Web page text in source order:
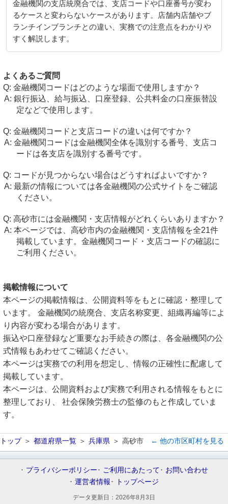
金融機関の支店統廃合では、支店コードや口座番号が変わ
るケースと変わらないケースがあります。店舗内店舗やブ
ランチインブランチとの違い、実務での注意点をわかりや
すく解説します。
よくあるご質問
金融機関コードはどのような場面で使用しますか？
銀行振込、給与振込、口座登録、公共料金の口座振替設
定などで使用します。
金融機関コードと支店コードの違いは何ですか？
金融機関コードは金融機関全体を識別する番号、支店コ
ードは各支店を識別する番号です。
コードが見つからない場合はどうすればよいですか？
最新の情報については各金融機関の公式サイトをご確認
ください。
高砂市には金融機関・支店情報がどれくらいありますか？
本ページでは、高砂市内の金融機関・支店情報を全21件
掲載しています。金融機関コード・支店コードの確認に
ご利用ください。
掲載情報について
本ページの掲載情報は、公開資料等をもとに確認・整理して
います。 金融機関の統廃合、支店名称変更、組織再編等によ
り内容が変わる場合があります。
振込や口座登録など重要なお手続きの際は、各金融機関の公
式情報もあわせてご確認ください。
本ページは実務での利用を想定し、情報の正確性に配慮して
掲載しています。
本ページは、公開資料および実務で利用される情報をもとに
整理しており、 社会保険労務士の監修のもと作成していま
す。
トップ 都道府県一覧 兵庫県 高砂市 ← 他の市区町村を見る
プライバシーポリシー ご利用にあたって
お問い合わせ
運営者情報
トップページ
データ更新日： 2026年8月3日